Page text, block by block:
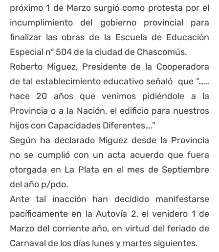
próximo 1 de Marzo surgió como protesta por el
incumplimiento del gobierno provincial para
finalizar las obras de la Escuela de Educación
Especial nº 504 de la ciudad de Chascomús.
Roberto Miguez, Presidente de la Cooperadora
de tal establecimiento educativo señaló que “……
hace 20 años que venimos pidiéndole a la
Provincia o a la Nación, el edificio para nuestros
hijos con Capacidades Diferentes….”
Según ha declarado Miguez desde la Provincia
no se cumplió con un acta acuerdo que fuera
otorgada en La Plata en el mes de Septiembre
del año p/pdo.
Ante tal inacción han decidido manifestarse
pacíficamente en la Autovía 2, el venidero 1 de
Marzo del corriente año, en virtud del feriado de
Carnaval de los días lunes y martes siguientes.